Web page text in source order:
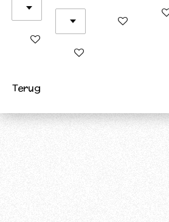
In winkelwagen
In winkelwagen
In winkelwagen
In
Terug